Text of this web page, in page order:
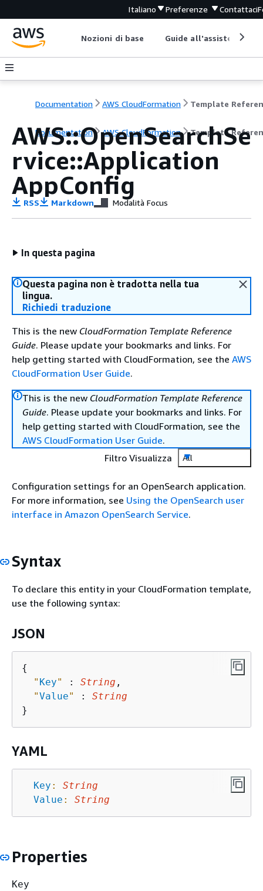
Italiano Preferenze Contattaci
Nozioni di base Guide all'assistenza
Documentation AWS CloudFormation Template
Documentation AWS CloudFormation Template
AWS::OpenSearchSe
rvice::Application
AppConfig
RSS Markdown Modalità Focus
In questa pagina
Questa pagina non è tradotta nella tua
lingua.
Richiedi traduzione
This is the new CloudFormation Template Reference
Guide. Please update your bookmarks and links. For
help getting started with CloudFormation, see the AWS
CloudFormation User Guide.
This is the new CloudFormation Template Reference
Guide. Please update your bookmarks and links. For
help getting started with CloudFormation, see the
AWS CloudFormation User Guide.
Filtro Visualizza
All
Configuration settings for an OpenSearch application.
For more information, see Using the OpenSearch user
interface in Amazon OpenSearch Service.
Syntax
To declare this entity in your CloudFormation template,
use the following syntax:
JSON
{
" Key" : String ,
"Value" : String
YAML
Key :
String
Value : String
Properties
Key